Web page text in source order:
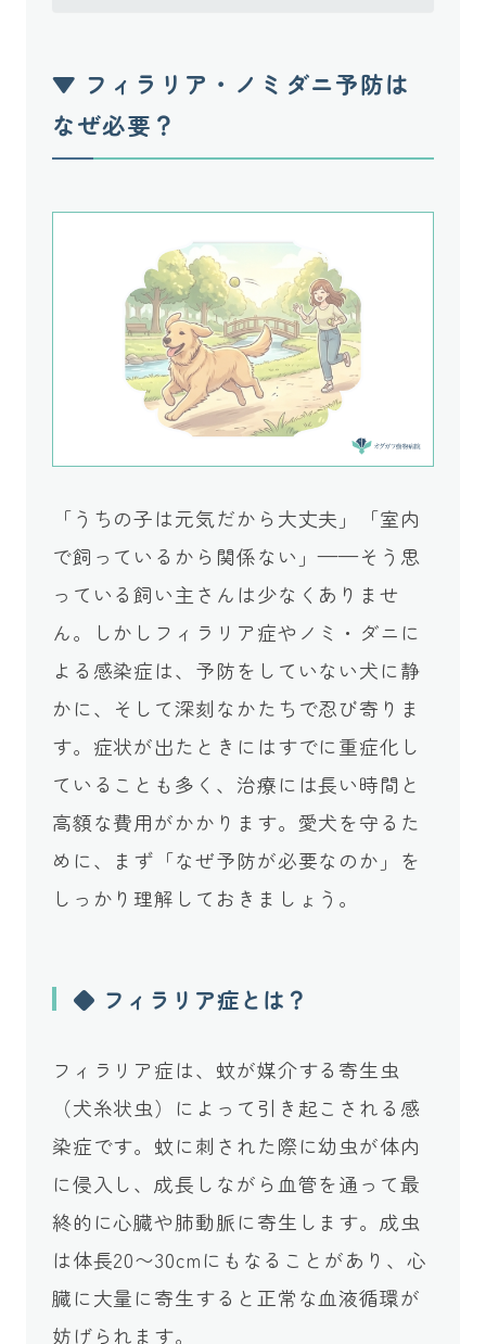
▼ フィラリア・ノミダニ予防は
なぜ必要？
「うちの子は元気だから大丈夫」「室内
で飼っているから関係ない」——そう思
っている飼い主さんは少なくありませ
ん。しかしフィラリア症やノミ・ダニに
よる感染症は、予防をしていない犬に静
かに、そして深刻なかたちで忍び寄りま
す。症状が出たときにはすでに重症化し
ていることも多く、治療には長い時間と
高額な費用がかかります。愛犬を守るた
めに、まず「なぜ予防が必要なのか」を
しっかり理解しておきましょう。
◆ フィラリア症とは？
フィラリア症は、蚊が媒介する寄生虫
（犬糸状虫）によって引き起こされる感
染症です。蚊に刺された際に幼虫が体内
に侵入し、成長しながら血管を通って最
終的に心臓や肺動脈に寄生します。成虫
は体長20〜30cmにもなることがあり、心
臓に大量に寄生すると正常な血液循環が
妨げられます。